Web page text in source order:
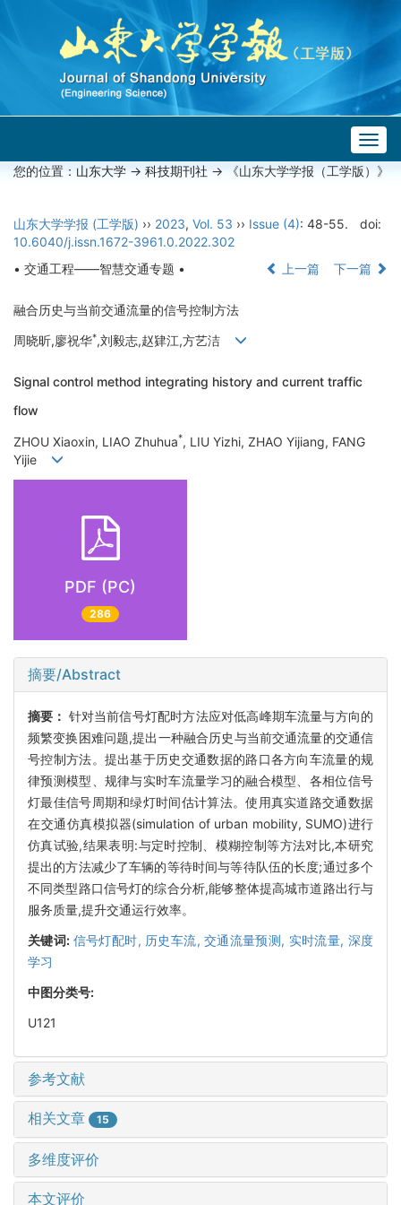
您的位置： 山东大学 -> 科技期刊社 -> 《山东大学学报（工学版）》
山东大学学报 (工学版) ›› 2023, Vol. 53 ›› Issue (4): 48-55.
doi:
10.6040/j.issn.1672-3961.0.2022.302
• 交通工程——智慧交通专题 •
上一篇 下一篇
融合历史与当前交通流量的信号控制方法
周晓昕,廖祝华*,刘毅志,赵肄江,方艺洁
Signal control method integrating history and current traffic
flow
ZHOU Xiaoxin, LIAO Zhuhua*, LIU Yizhi, ZHAO Yijiang, FANG
Yijie
PDF (PC)
286
摘要/Abstract
摘要： 针对当前信号灯配时方法应对低高峰期车流量与方向的
频繁变换困难问题,提出一种融合历史与当前交通流量的交通信
号控制方法。提出基于历史交通数据的路口各方向车流量的规
律预测模型、规律与实时车流量学习的融合模型、各相位信号
灯最佳信号周期和绿灯时间估计算法。使用真实道路交通数据
在交通仿真模拟器(simulation of urban mobility, SUMO)进行
仿真试验,结果表明:与定时控制、模糊控制等方法对比,本研究
提出的方法减少了车辆的等待时间与等待队伍的长度;通过多个
不同类型路口信号灯的综合分析,能够整体提高城市道路出行与
服务质量,提升交通运行效率。
关键词: 信号灯配时, 历史车流, 交通流量预测, 实时流量, 深度
学习
中图分类号:
U121
参考文献
相关文章 15
多维度评价
本文评价